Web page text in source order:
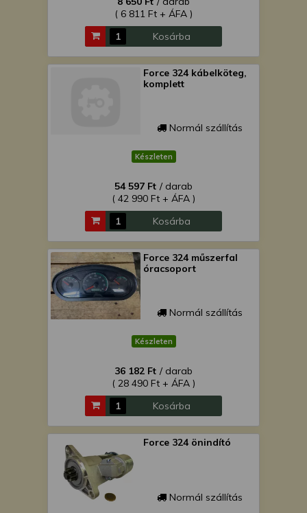
( 6 811 Ft + ÁFA )
Kosárba
Force 324 kábelköteg,
komplett
Normál szállítás
Készleten
54 597 Ft / darab
( 42 990 Ft + ÁFA )
Kosárba
Force 324 műszerfal
óracsoport
Normál szállítás
Készleten
36 182 Ft / darab
( 28 490 Ft + ÁFA )
Kosárba
Force 324 önindító
Normál szállítás